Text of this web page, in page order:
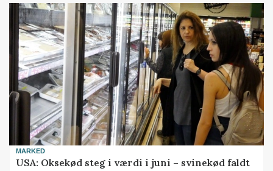
MARKED
USA: Oksekød steg i værdi i juni – svinekød faldt